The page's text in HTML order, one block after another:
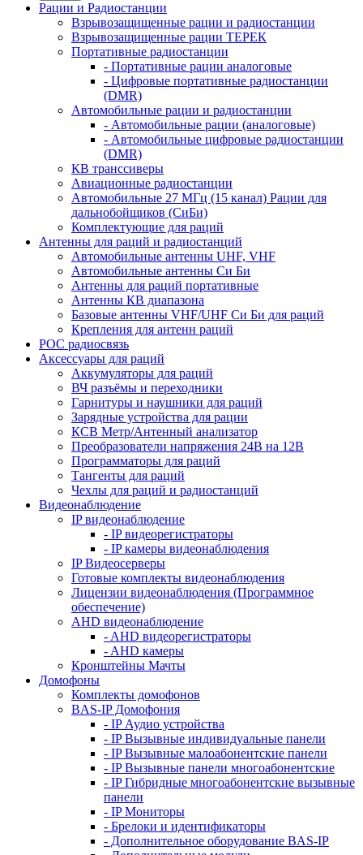
Рации и Радиостанции
Взрывозащищенные рации и радиостанции
Взрывозащищенные рации ТЕРЕК
Портативные радиостанции
- Портативные рации аналоговые
- Цифровые портативные радиостанции
(DMR)
Автомобильные рации и радиостанции
- Автомобильные рации (аналоговые)
- Автомобильные цифровые радиостанции
(DMR)
КВ транссиверы
Авиационные радиостанции
Автомобильные 27 МГц (15 канал) Рации для
дальнобойщиков (СиБи)
Комплектующие для раций
Антенны для раций и радиостанций
Автомобильные антенны UHF, VHF
Автомобильные антенны Си Би
Антенны для раций портативные
Антенны КВ диапазона
Базовые антенны VHF/UHF Си Би для раций
Крепления для антенн раций
POC радиосвязь
Аксессуары для раций
Аккумуляторы для раций
ВЧ разъёмы и переходники
Гарнитуры и наушники для раций
Зарядные устройства для рации
КСВ Метр/Антенный анализатор
Преобразователи напряжения 24В на 12В
Программаторы для раций
Тангенты для раций
Чехлы для раций и радиостанций
Видеонаблюдение
IP видеонаблюдение
- IP видеорегистраторы
- IP камеры видеонаблюдения
IP Видеосерверы
Готовые комплекты видеонаблюдения
Лицензии видеонаблюдения (Программное
обеспечение)
AHD видеонаблюдение
- AHD видеорегистраторы
- AHD камеры
Кронштейны Мачты
Домофоны
Комплекты домофонов
BAS-IP Домофония
- IP Аудио устройства
- IP Вызывные индивидуальные панели
- IP Вызывные малоабонентские панели
- IP Вызывные панели многоабонентские
- IP Гибридные многоабонентские вызывные
панели
- IP Мониторы
- Брелоки и идентификаторы
- Дополнительное оборудование BAS-IP